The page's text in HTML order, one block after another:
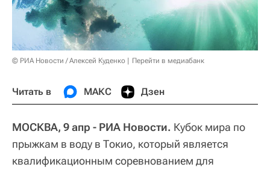
© РИА Новости / Алексей Куденко Перейти в медиабанк
Читать в МАКС Дзен
МОСКВА, 9 апр - РИА Новости. Кубок мира по
прыжкам в воду в Токио, который является
квалификационным соревнованием для